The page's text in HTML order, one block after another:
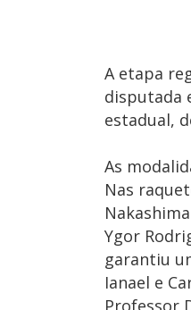
A etapa
disputada
estadual,
As
Nas
Ygor
garantiu
Ianael e
Professor